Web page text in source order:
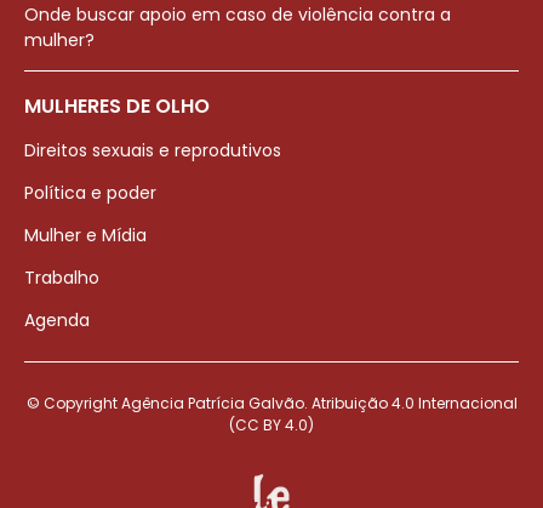
Onde buscar apoio em caso de violência contra a
mulher?
MULHERES DE OLHO
Direitos sexuais e reprodutivos
Política e poder
Mulher e Mídia
Trabalho
Agenda
© Copyright Agência Patrícia Galvão. Atribuição 4.0 Internacional
(CC BY 4.0)